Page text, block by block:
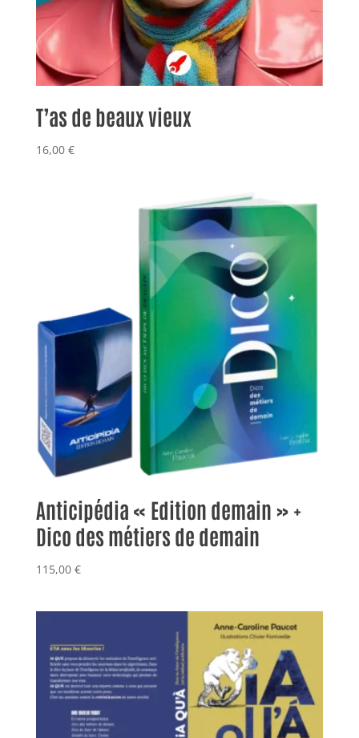
T’as de beaux vieux
16,00 €
Anticipédia « Edition demain » +
Dico des métiers de demain
115,00 €